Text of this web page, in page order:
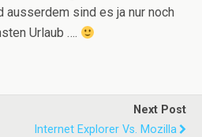
sind es ja nur noch
Urlaub ….
Next Post
Internet Explorer Vs. Mozilla